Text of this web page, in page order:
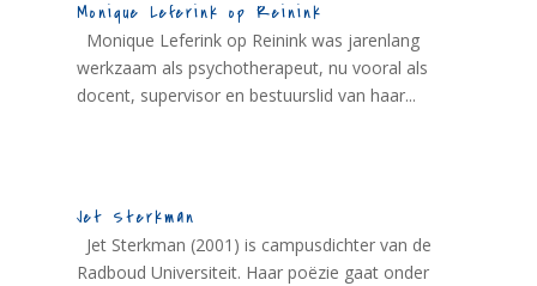
Monique Leferink op Reinink
Monique Leferink op Reinink was jarenlang
werkzaam als psychotherapeut, nu vooral als
docent, supervisor en bestuurslid van haar...
Jet Sterkman
Jet Sterkman (2001) is campusdichter van de
Radboud Universiteit. Haar poëzie gaat onder